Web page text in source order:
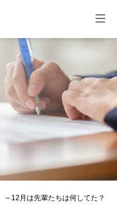
～12月は先輩たちは何してた？